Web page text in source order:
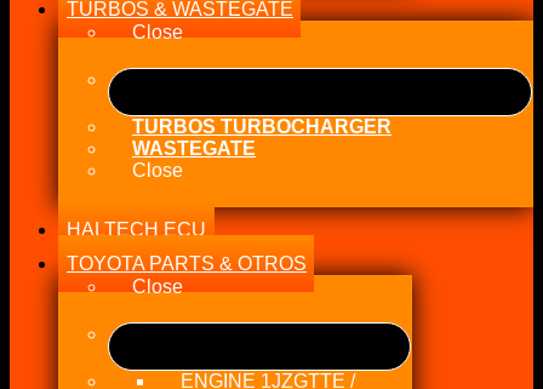
TURBOS & WASTEGATE
Close
TURBOS TURBOCHARGER
WASTEGATE
Close
HALTECH ECU
TOYOTA PARTS & OTROS
Close
ENGINE 1JZGTTE /